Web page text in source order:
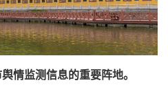
情监测信息的重要阵地。